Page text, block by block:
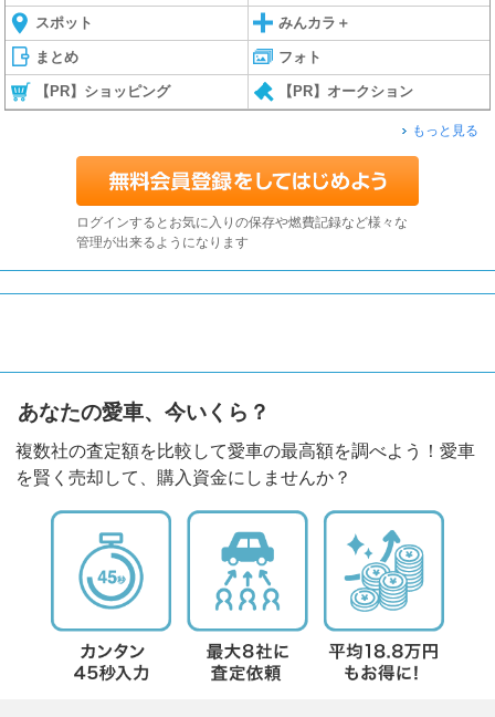
スポット みんカラ＋
まとめ フォト
【PR】ショッピング 【PR】オークション
もっと見る
ログインするとお気に入りの保存や燃費記録など様々な
管理が出来るようになります
あなたの愛車、今いくら？
複数社の査定額を比較して愛車の最高額を調べよう！愛車
を賢く売却して、購入資金にしませんか？